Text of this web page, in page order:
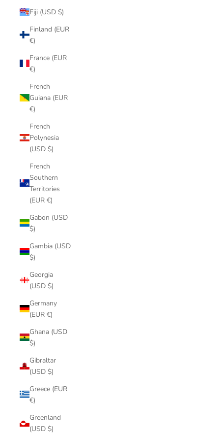
Fiji (USD $)
Finland (EUR
€)
France (EUR
€)
French
Guiana (EUR
€)
French
Polynesia
(USD $)
French
Southern
Territories
(EUR €)
Gabon (USD
$)
Gambia (USD
$)
Georgia
(USD $)
Germany
(EUR €)
Ghana (USD
$)
Gibraltar
(USD $)
Greece (EUR
€)
Greenland
(USD $)